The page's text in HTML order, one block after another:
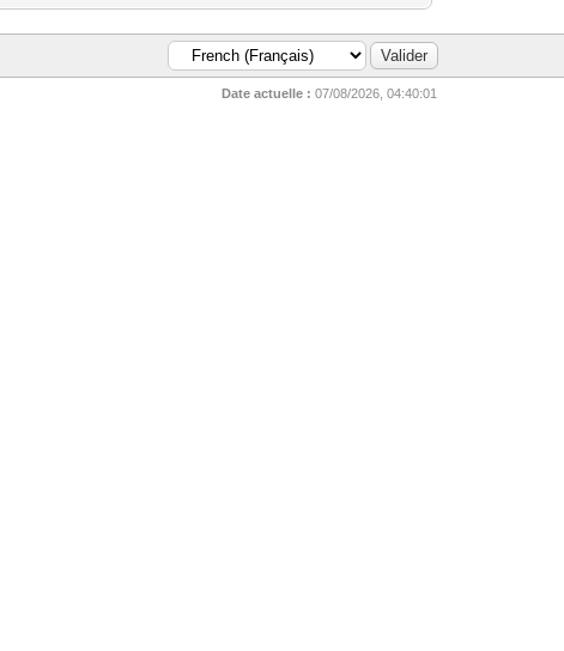
Date actuelle : 07/08/2026, 04:40:01